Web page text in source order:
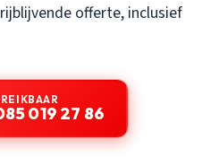
offerte, inclusief
019 27 86